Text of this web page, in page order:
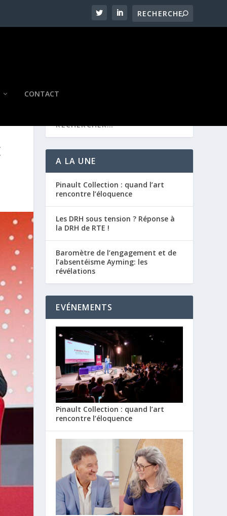
CONTACT
A LA UNE
Pinault Collection : quand l’art
rencontre l’éloquence
Les DRH sous tension ? Réponse à
la DRH de RTE !
Baromètre de l’engagement et de
l’absentéisme Ayming: les
révélations
EVÉNEMENTS
Pinault Collection : quand l’art
rencontre l’éloquence